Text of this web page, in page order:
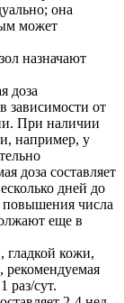
она
может
назначают
доза
зависимости от
При наличии
например, у
доза составляет
дней до
повышения числа
еще в
кожи,
рекомендуемая
раз/сут.